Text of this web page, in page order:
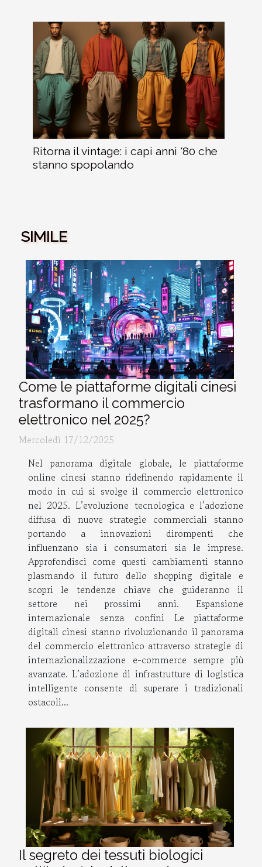
Ritorna il vintage: i capi anni '80 che
stanno spopolando
SIMILE
Come le piattaforme digitali cinesi
trasformano il commercio
elettronico nel 2025?
Mercoledì 17/12/2025
Nel panorama digitale globale, le piattaforme
online cinesi stanno ridefinendo rapidamente il
modo in cui si svolge il commercio elettronico
nel 2025. L’evoluzione tecnologica e l’adozione
diffusa di nuove strategie commerciali stanno
portando a innovazioni dirompenti che
influenzano sia i consumatori sia le imprese.
Approfondisci come questi cambiamenti stanno
plasmando il futuro dello shopping digitale e
scopri le tendenze chiave che guideranno il
settore nei prossimi anni. Espansione
internazionale senza confini Le piattaforme
digitali cinesi stanno rivoluzionando il panorama
del commercio elettronico attraverso strategie di
internazionalizzazione e-commerce sempre più
avanzate. L’adozione di infrastrutture di logistica
intelligente consente di superare i tradizionali
ostacoli...
Il segreto dei tessuti biologici